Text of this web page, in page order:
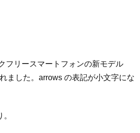
フリースマートフォンの新モデル
ました。arrows の表記が小文字にな